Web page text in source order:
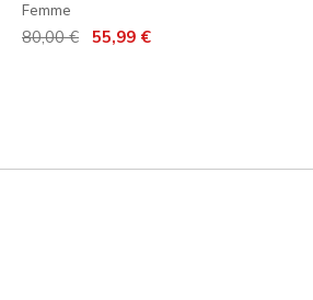
Femme
Prix réduit de
80,00 € 55,99 €